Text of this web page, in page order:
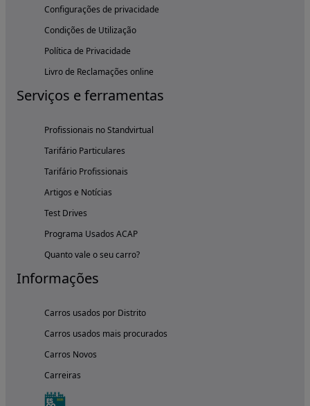
Configurações de privacidade
Condições de Utilização
Política de Privacidade
Livro de Reclamações online
Serviços e ferramentas
Profissionais no Standvirtual
Tarifário Particulares
Tarifário Profissionais
Artigos e Notícias
Test Drives
Programa Usados ACAP
Quanto vale o seu carro?
Informações
Carros usados por Distrito
Carros usados mais procurados
Carros Novos
Carreiras